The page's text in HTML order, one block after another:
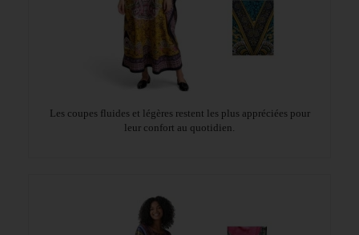
Les coupes fluides et légères restent les plus appréciées pour
leur confort au quotidien.